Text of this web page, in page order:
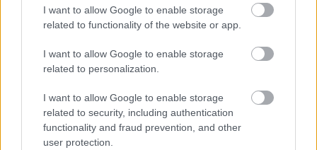
I want to allow Google to enable storage
related to functionality of the website or app.
I want to allow Google to enable storage
related to personalization.
I want to allow Google to enable storage
related to security, including authentication
functionality and fraud prevention, and other
user protection.
Győr | A Willisits Motorsport egyesület és
versenycsapat fókuszpontja a motorsportot kezdő,
legkisebb gyerekek bevonása a magyar gokartsportba.
Győri csapatunk folyamatosan új titánokat toboroz a
győrújbaráti E-Kart Ring gokartpályán. Az E-Kart Ringen
fedett pályán, elektromos gokartokkal az időjárástól
függetlenül tudnak gyakorolni a versenyzők, és azok is,
akik, csak ismerkednek a gokartozással. A pályán a
szakképzett csapattagjaink már 5 éves kortól fogadják
a kisgyerekeket, és rendszeresen szervezett táborok
és szakkörök keretében mélyebben is megismertetik a